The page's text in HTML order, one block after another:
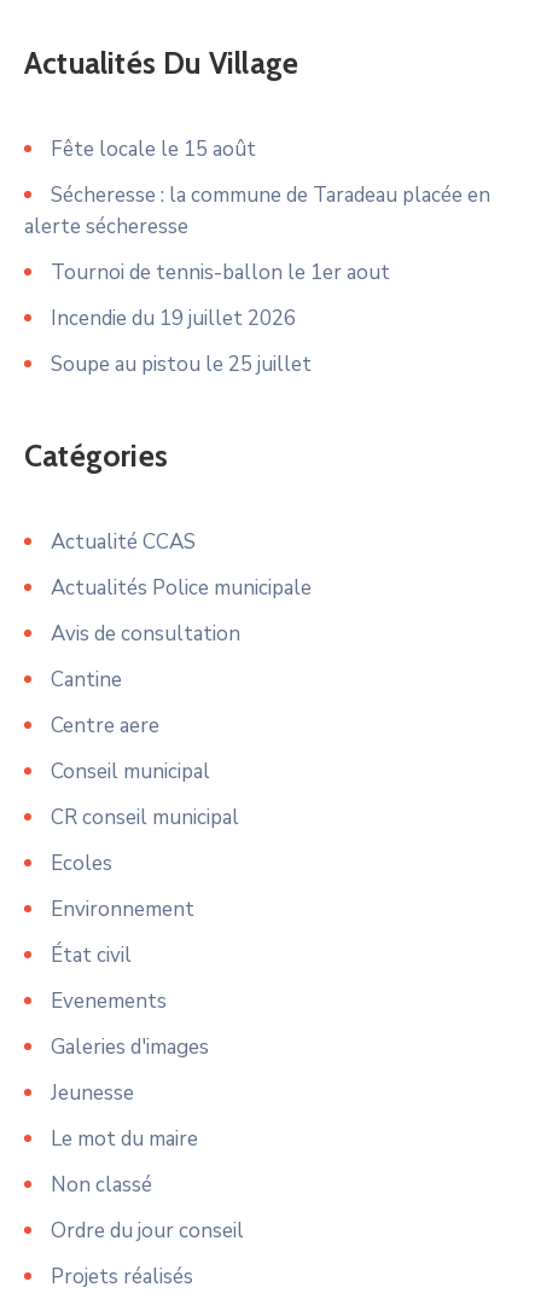
Actualités Du Village
Fête locale le 15 août
Sécheresse : la commune de Taradeau placée en
alerte sécheresse
Tournoi de tennis-ballon le 1er aout
Incendie du 19 juillet 2026
Soupe au pistou le 25 juillet
Catégories
Actualité CCAS
Actualités Police municipale
Avis de consultation
Cantine
Centre aere
Conseil municipal
CR conseil municipal
Ecoles
Environnement
État civil
Evenements
Galeries d'images
Jeunesse
Le mot du maire
Non classé
Ordre du jour conseil
Projets réalisés